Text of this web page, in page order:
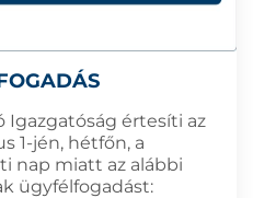
Igazgatóság értesíti az
1-jén, hétfőn, a
nap miatt az alábbi
ügyfélfogadást: